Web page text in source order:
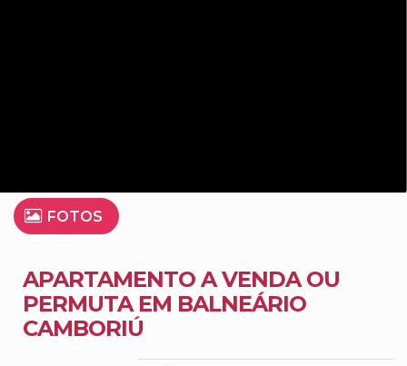
FOTOS
APARTAMENTO A VENDA OU
PERMUTA EM BALNEÁRIO
CAMBORIÚ